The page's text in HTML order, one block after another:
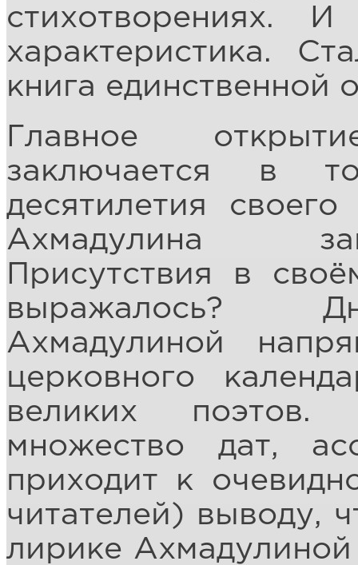
стихотворениях.
характеристика.
книга единственной
Главное
заключается в
десятилетия
Ахмадулина
Присутствия в
выражалось?
Ахмадулиной
церковного
великих поэтов.
множество дат,
приходит к
читателей) выводу,
лирике Ахмадулиной